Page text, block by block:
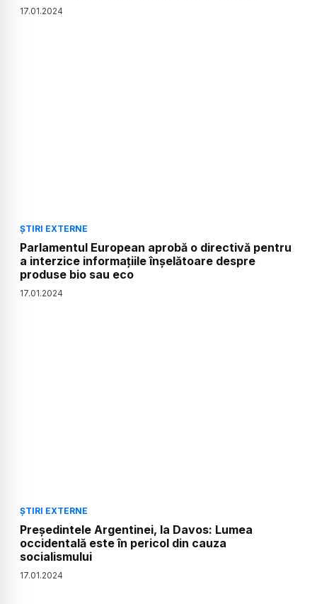
17.01.2024
ȘTIRI EXTERNE
Parlamentul European aprobă o directivă pentru
a interzice informațiile înșelătoare despre
produse bio sau eco
17.01.2024
ȘTIRI EXTERNE
Președintele Argentinei, la Davos: Lumea
occidentală este în pericol din cauza
socialismului
17.01.2024